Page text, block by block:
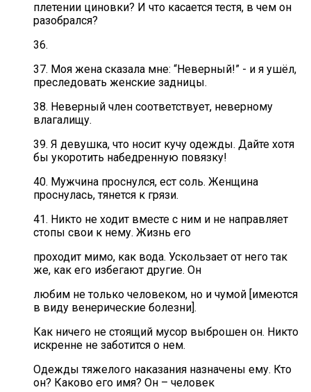
плетении циновки? И что касается тестя, в чем он
разобрался?
36.
37. Моя жена сказала мне: “Неверный!” - и я ушёл,
преследовать женские задницы.
38. Неверный член соответствует, неверному
влагалищу.
39. Я девушка, что носит кучу одежды. Дайте хотя
бы укоротить набедренную повязку!
40. Мужчина проснулся, ест соль. Женщина
проснулась, тянется к грязи.
41. Никто не ходит вместе с ним и не направляет
стопы свои к нему. Жизнь его
проходит мимо, как вода. Ускользает от него так
же, как его избегают другие. Он
любим не только человеком, но и чумой [имеются
в виду венерические болезни].
Как ничего не стоящий мусор выброшен он. Никто
искренне не заботится о нем.
Одежды тяжелого наказания назначены ему. Кто
он? Каково его имя? Он – человек